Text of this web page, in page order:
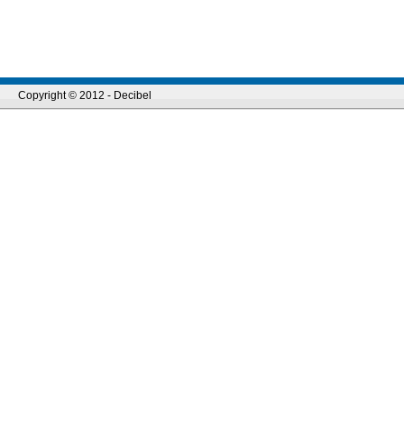
Copyright © 2012 - Decibel